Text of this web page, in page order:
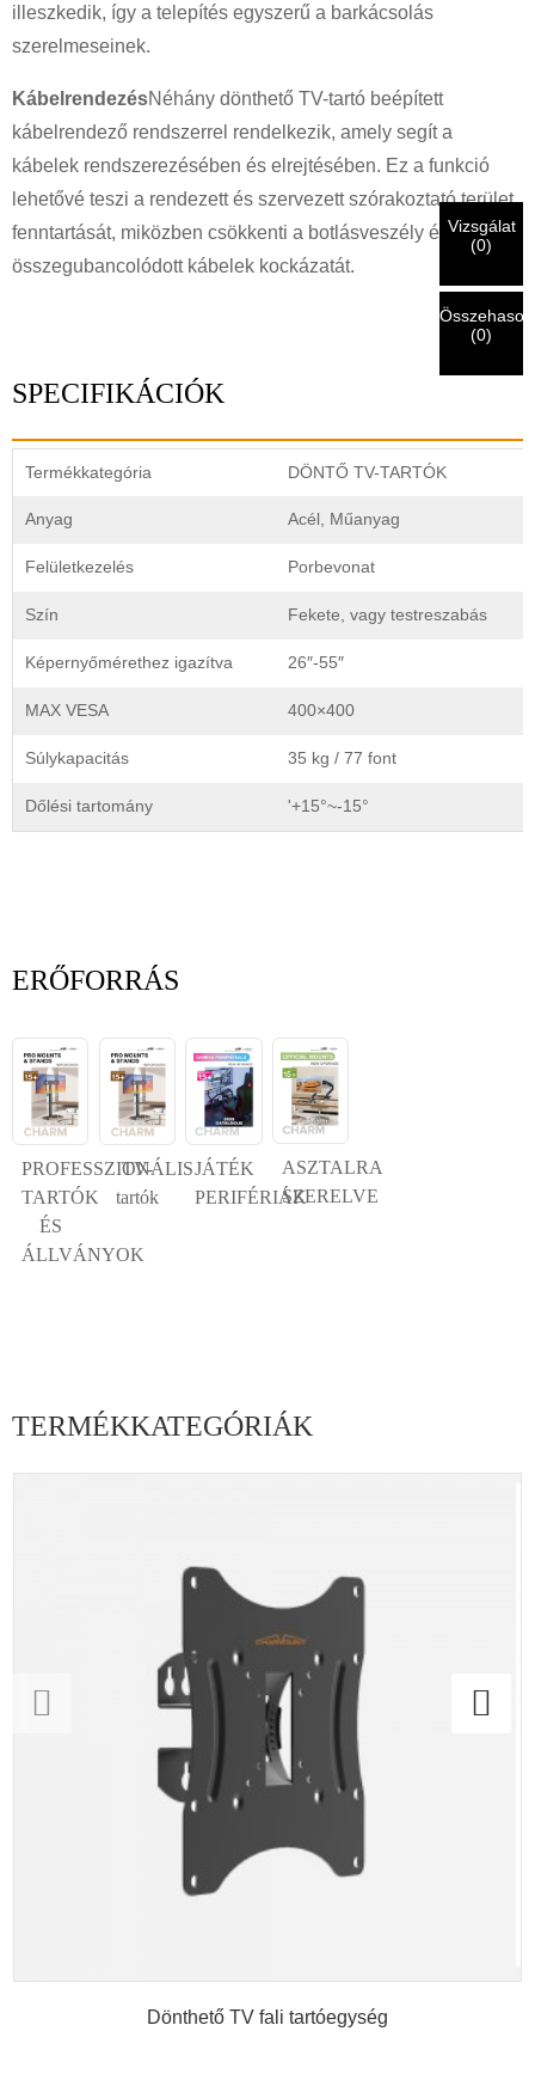
illeszkedik, így a telepítés egyszerű a barkácsolás
szerelmeseinek.
KábelrendezésNéhány dönthető TV-tartó beépített
kábelrendező rendszerrel rendelkezik, amely segít a
kábelek rendszerezésében és elrejtésében. Ez a funkció
lehetővé teszi a rendezett és szervezett szórakoztató terület
fenntartását, miközben csökkenti a botlásveszély és az
összegubancolódott kábelek kockázatát.
SPECIFIKÁCIÓK
Termékkategória DÖNTŐ TV-TARTÓK
Anyag Acél, Műanyag
Felületkezelés Porbevonat
Szín Fekete, vagy testreszabás
Képernyőmérethez igazítva 26″-55″
MAX VESA 400×400
Súlykapacitás 35 kg / 77 font
Dőlési tartomány '+15°~-15°
ERŐFORRÁS
PROFESSZIONÁLIS
TARTÓK
ÉS
ÁLLVÁNYOK
TV-
tartók
JÁTÉK
PERIFÉRIÁK
ASZTALRA
SZERELVE
TERMÉKKATEGÓRIÁK
Dönthető TV fali tartóegység
Én vagyok
A CHARM ügyfele
Én vagyok
Új látogató
SZEMÉLYAZONOSSÁG IGAZOLÁSA
Kérjük, adja meg jelenlegi munkahelyi e-mail címét alább,
hogy ellenőrizhessük, valóban Ön a CHARM ügyfele.
Beküldés előtt kérjükÖSSZES ELLENŐRZÉSE
A helytelen információk a küldemény hibás
Megkaptuk a kérését, és meg fogjuk tenniELLENŐRZÉSa
beküldött
hitelesítési és engedélyezési információk. Miután a
A személyazonosság ellenőrzése után e-mailben értesítést
Vizsgálat
(0)
(0)